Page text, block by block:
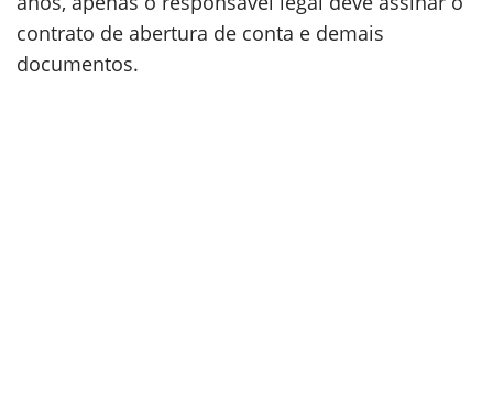
contrato de abertura de conta e demais
documentos.